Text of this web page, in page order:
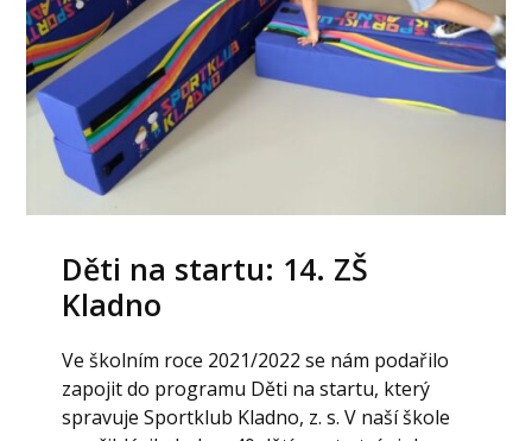
Děti na startu: 14. ZŠ
Kladno
Ve školním roce 2021/2022 se nám podařilo
zapojit do programu Děti na startu, který
spravuje Sportklub Kladno, z. s. V naší škole